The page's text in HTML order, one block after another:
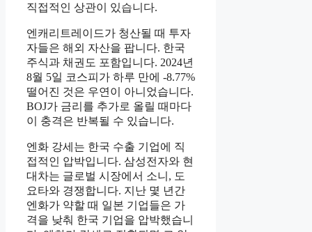
직접적인 상관이 있습니다.
엔캐리트레이드가 청산될 때 투자
자들은 해외 자산을 팝니다. 한국
주식과 채권도 포함입니다. 2024년
8월 5일 코스피가 하루 만에 -8.77%
떨어진 것은 우연이 아니었습니다.
BOJ가 금리를 추가로 올릴 때마다
이 충격은 반복될 수 있습니다.
엔화 강세는 한국 수출 기업에 직
접적인 압박입니다. 삼성전자와 현
대차는 글로벌 시장에서 소니, 도
요타와 경쟁합니다. 지난 몇 년간
엔화가 약할 때 일본 기업들은 가
격을 낮춰 한국 기업을 압박했습니